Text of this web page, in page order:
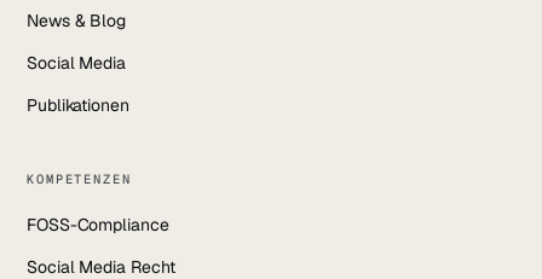
News & Blog
Social Media
Publikationen
KOMPETENZEN
FOSS-Compliance
Social Media Recht